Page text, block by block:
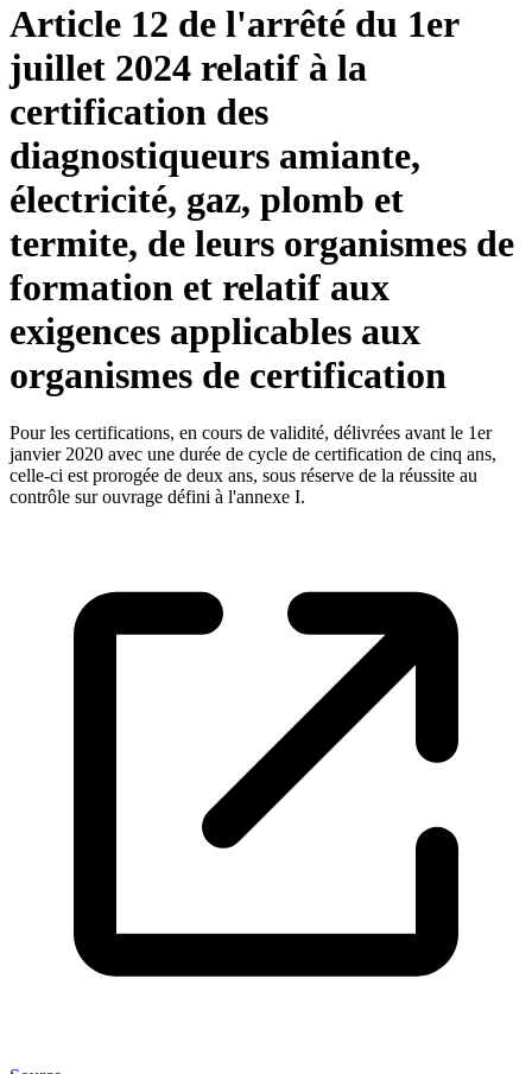
Article 12 de l'arrêté du 1er
juillet 2024 relatif à la
certification des
diagnostiqueurs amiante,
électricité, gaz, plomb et
termite, de leurs organismes de
formation et relatif aux
exigences applicables aux
organismes de certification
Pour les certifications, en cours de validité, délivrées avant le 1er
janvier 2020 avec une durée de cycle de certification de cinq ans,
celle-ci est prorogée de deux ans, sous réserve de la réussite au
contrôle sur ouvrage défini à l'annexe I.